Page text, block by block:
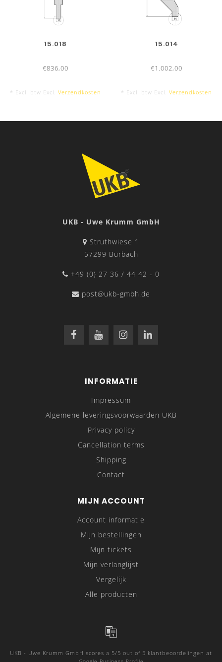
15.018
€836,00
* Excl. btw Excl. Verzendkosten
15.014
€1.002,00
* Excl. btw Excl. Verzendkosten
UKB - Uwe Krumm GmbH
Struthwiese 1
57299 Burbach
+49 (0) 27 36 / 44 42 - 0
post@ukb-gmbh.de
INFORMATIE
Impressum
Algemene leveringsvoorwaarden UKB
Privacy policy
Cancellation terms
Shipping
Contact
MIJN ACCOUNT
Account informatie
Mijn bestellingen
Mijn tickets
Mijn verlanglijst
Vergelijk
Alle producten
UKB - Uwe Krumm GmbH scores a 5/5 out of 5 klantbeoordelingen at